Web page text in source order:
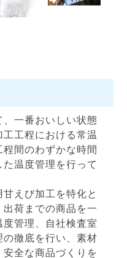
一番おいしい状態
工程における常温
間のわずかな時間
温度管理を行って
えび加工を特化と
荷までの商品を一
管理、自社検査室
徹底を行い、素材
全な商品づくりを